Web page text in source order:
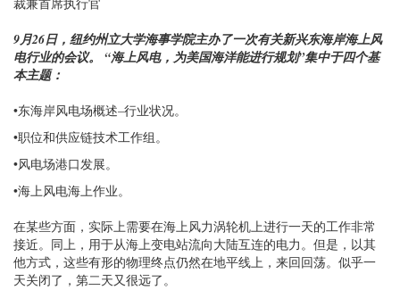
裁兼首席执行官
9月26日，纽约州立大学海事学院主办了一次有关新兴东海岸海上风
电行业的会议。 “海上风电，为美国海洋能进行规划”集中于四个基
本主题：
•东海岸风电场概述–行业状况。
•职位和供应链技术工作组。
•风电场港口发展。
•海上风电海上作业。
在某些方面，实际上需要在海上风力涡轮机上进行一天的工作非常
接近。同上，用于从海上变电站流向大陆互连的电力。但是，以其
他方式，这些有形的物理终点仍然在地平线上，来回回荡。似乎一
天关闭了，第二天又很远了。